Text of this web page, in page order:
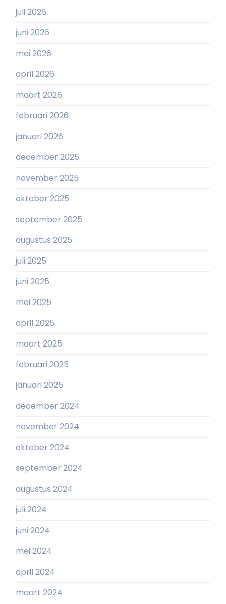
juli 2026
juni 2026
mei 2026
april 2026
maart 2026
februari 2026
januari 2026
december 2025
november 2025
oktober 2025
september 2025
augustus 2025
juli 2025
juni 2025
mei 2025
april 2025
maart 2025
februari 2025
januari 2025
december 2024
november 2024
oktober 2024
september 2024
augustus 2024
juli 2024
juni 2024
mei 2024
april 2024
maart 2024